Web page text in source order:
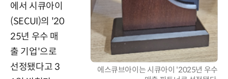
에스큐브아이는 시큐아이 '2025년 우수
에서 시큐아이
(SECUI)의 '20
25년 우수 매
출 기업'으로
선정됐다고 3